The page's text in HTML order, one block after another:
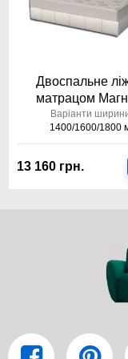
латексом та
Що
пружинному
Двоспальне
матрацом
фабрика
Варіанти
1400/1600/1800
13 160 грн.